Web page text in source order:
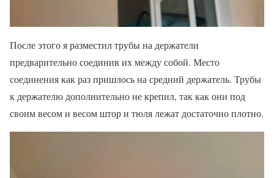
После этого я разместил трубы на держатели
предварительно соединив их между собой. Место
соединения как раз пришлось на средний держатель. Трубы
к держателю дополнительно не крепил, так как они под
своим весом и весом штор и тюля лежат достаточно плотно.